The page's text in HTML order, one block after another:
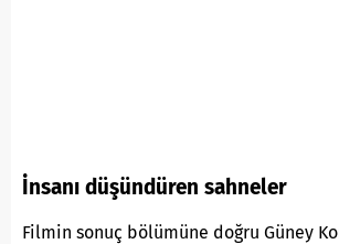
İnsanı düşündüren sahneler
Filmin sonuç bölümüne doğru Güney